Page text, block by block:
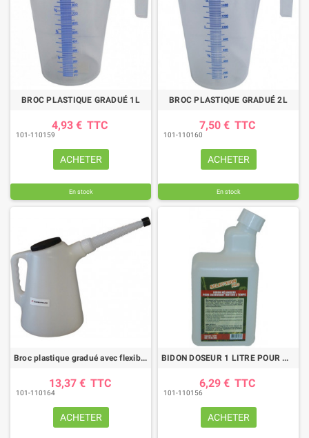
BROC PLASTIQUE GRADUÉ 1L
4,93 € TTC
101-110159
ACHETER
En stock
BROC PLASTIQUE GRADUÉ 2L
7,50 € TTC
101-110160
ACHETER
En stock
Broc plastique gradué avec flexible, contenance 5l
13,37 € TTC
101-110164
ACHETER
BIDON DOSEUR 1 LITRE POUR MELANGE 2 TEMPS
6,29 € TTC
101-110156
ACHETER